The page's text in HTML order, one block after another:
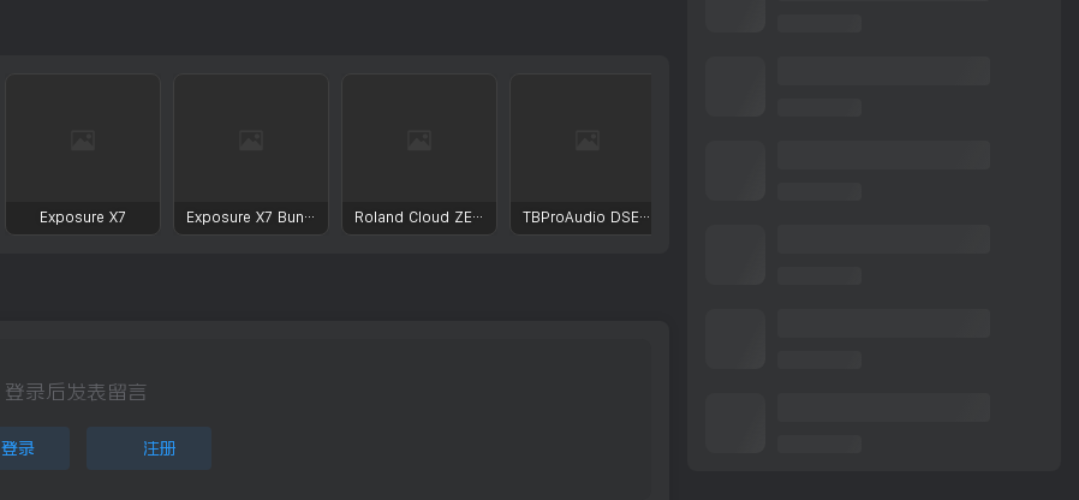
Exposure X7 Exposure X7 Bundle Roland Cloud ZENOLOGY Pro Collection TBProAudio DSEQ3
登录后发表留言
登录 注册